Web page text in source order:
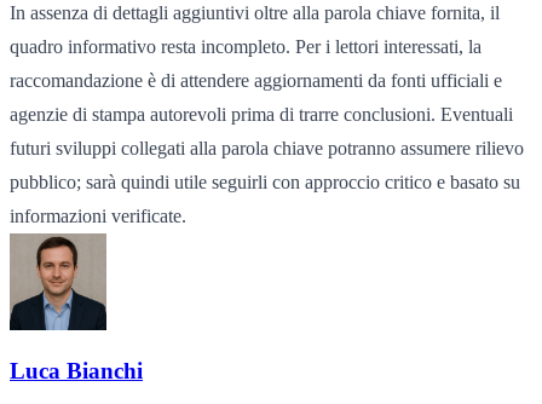
In assenza di dettagli aggiuntivi oltre alla parola chiave fornita, il
quadro informativo resta incompleto. Per i lettori interessati, la
raccomandazione è di attendere aggiornamenti da fonti ufficiali e
agenzie di stampa autorevoli prima di trarre conclusioni. Eventuali
futuri sviluppi collegati alla parola chiave potranno assumere rilievo
pubblico; sarà quindi utile seguirli con approccio critico e basato su
informazioni verificate.
Luca Bianchi